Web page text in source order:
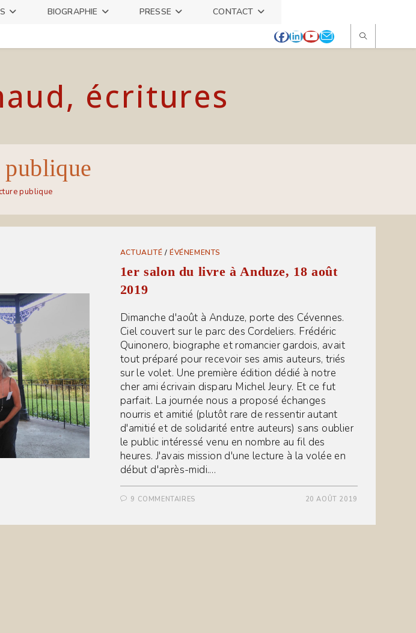
BIOGRAPHIE PRESSE CONTACT
écritures
publique
ACTUALITÉ /ÉVÉNEMENTS
1er salon du livre à Anduze, 18 août
2019
Dimanche d'août à Anduze, porte des Cévennes.
Ciel couvert sur le parc des Cordeliers. Frédéric
Quinonero, biographe et romancier gardois, avait
tout préparé pour recevoir ses amis auteurs, triés
sur le volet. Une première édition dédié à notre
cher ami écrivain disparu Michel Jeury. Et ce fut
parfait. La journée nous a proposé échanges
nourris et amitié (plutôt rare de ressentir autant
d'amitié et de solidarité entre auteurs) sans oublier
le public intéressé venu en nombre au fil des
heures. J'avais mission d'une lecture à la volée en
début d'après-midi.…
9 COMMENTAIRES 20 AOÛT 2019